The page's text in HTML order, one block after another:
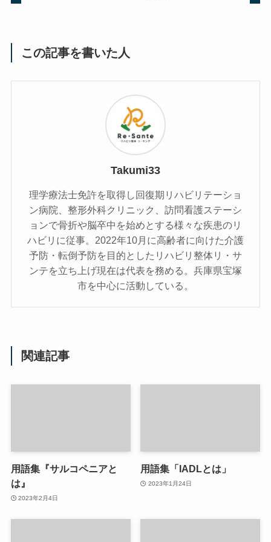
この記事を書いた人
Takumi33
理学療法士免許を取得し回復期リハビリテーショ
ン病院、整形外科クリニック、訪問看護ステーシ
ョンで骨折や脳卒中を始めとする様々な疾患のリ
ハビリに従事。2022年10月に高齢者に向けた介護
予防・転倒予防を目的としたリハビリ整体リ・サ
ンテを立ち上げ現在は代表を務める。兵庫県宝塚
市を中心に活動している。
関連記事
用語集『サルコペニアと
は』
2023年2月4日
用語集「IADLとは」
2023年1月24日